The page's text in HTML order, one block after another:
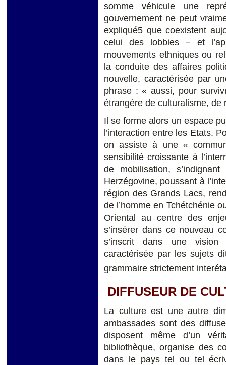
somme véhicule une
gouvernement ne peut
expliqué5 que coexistent
celui des lobbies − et
mouvements ethniques ou
la conduite des affaires
nouvelle, caractérisée par
phrase : « aussi, pour
étrangère de culturalisme, de
Il se forme alors un espace
l’interaction entre les Etats.
on assiste à une «
sensibilité croissante à
de mobilisation,
Herzégovine, poussant à
région des Grands Lacs,
de l’homme en Tchétchénie
Oriental au centre des
s’insérer dans ce nouveau
s’inscrit dans une vision
caractérisée par les sujets
grammaire strictement
DIFFUSEUR DE
La culture est une autre
ambassades sont des
disposent même d’un
bibliothèque, organise des
dans le pays tel ou tel